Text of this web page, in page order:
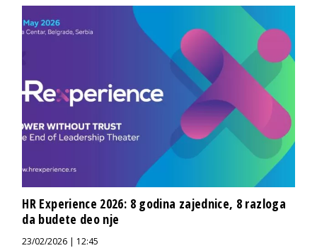
HR Experience 2026: 8 godina zajednice, 8 razloga
da budete deo nje
23/02/2026 | 12:45